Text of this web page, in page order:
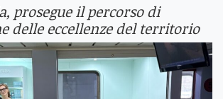
prosegue il percorso di
delle eccellenze del territorio